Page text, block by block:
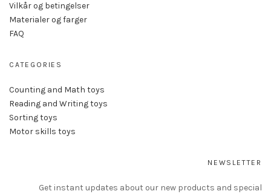
Vilkår og betingelser
Materialer og farger
FAQ
CATEGORIES
Counting and Math toys
Reading and Writing toys
Sorting toys
Motor skills toys
NEWSLETTER
Get instant updates about our new products and special